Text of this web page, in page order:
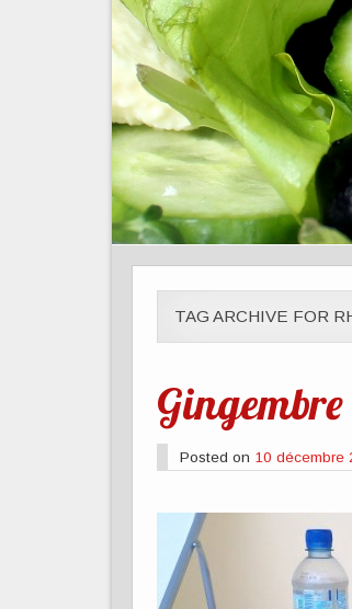
TAG ARCHIVE FOR
Posted on 10 décembre